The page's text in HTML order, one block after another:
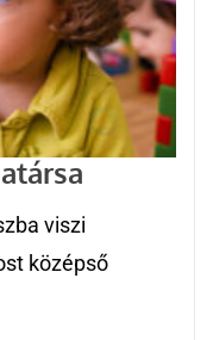
viszi
középső